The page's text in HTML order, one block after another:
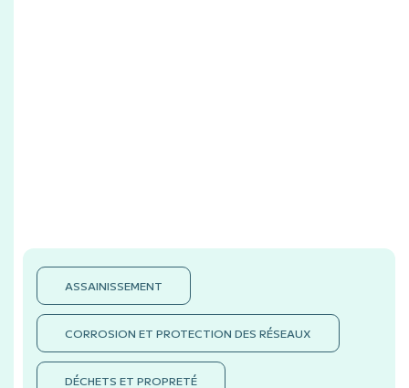
ASSAINISSEMENT
CORROSION ET PROTECTION DES RÉSEAUX
DÉCHETS ET PROPRETÉ